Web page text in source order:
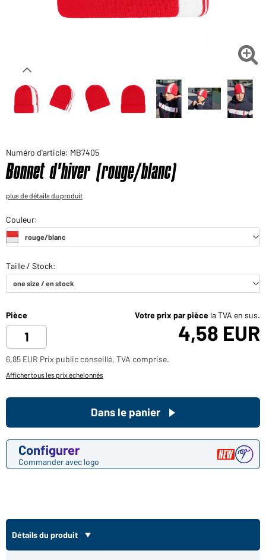
Voudriez-vous acheter des produits pour votre besoin

Numéro d'article: MB7405
Bonnet d'hiver (rouge/blanc)
plus de détails du produit
Pièce Votre prix par pièce la TVA en sus.
4,58 EUR
6,85 EUR Prix public conseillé, TVA comprise.
Afficher tous les prix échelonnés
Configurer
Commander avec logo
Dans le panier
Détails du produit